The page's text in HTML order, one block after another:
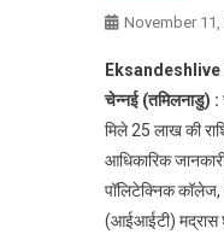
November 11,
चेन्नई (तमिलनाडु) :
मिले 25 लाख की
आधिकारिक
पॉलिटेक्निक कॉलेज,
(आईआईटी) मद्रास